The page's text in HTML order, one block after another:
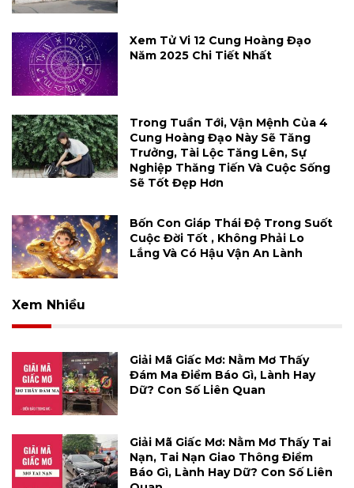
Xem Tử Vi 12 Cung Hoàng Đạo
Năm 2025 Chi Tiết Nhất
Trong Tuần Tới, Vận Mệnh Của 4
Cung Hoàng Đạo Này Sẽ Tăng
Trưởng, Tài Lộc Tăng Lên, Sự
Nghiệp Thăng Tiến Và Cuộc Sống
Sẽ Tốt Đẹp Hơn
Bốn Con Giáp Thái Độ Trong Suốt
Cuộc Đời Tốt , Không Phải Lo
Lắng Và Có Hậu Vận An Lành
Xem Nhiều
Giải Mã Giấc Mơ: Nằm Mơ Thấy
Đám Ma Điềm Báo Gì, Lành Hay
Dữ? Con Số Liên Quan
Giải Mã Giấc Mơ: Nằm Mơ Thấy Tai
Nạn, Tai Nạn Giao Thông Điềm
Báo Gì, Lành Hay Dữ? Con Số Liên